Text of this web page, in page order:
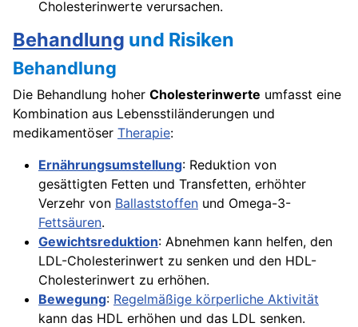
Cholesterinwerte verursachen.
Behandlung und Risiken
Behandlung
Die Behandlung hoher Cholesterinwerte umfasst eine
Kombination aus Lebensstiländerungen und
medikamentöser Therapie:
Ernährungsumstellung: Reduktion von
gesättigten Fetten und Transfetten, erhöhter
Verzehr von Ballaststoffen und Omega-3-
Fettsäuren.
Gewichtsreduktion: Abnehmen kann helfen, den
LDL-Cholesterinwert zu senken und den HDL-
Cholesterinwert zu erhöhen.
Bewegung: Regelmäßige körperliche Aktivität
kann das HDL erhöhen und das LDL senken.